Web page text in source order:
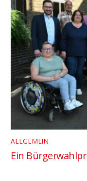
ALLGEMEIN
Ein